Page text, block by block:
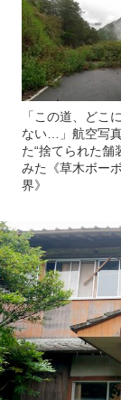
「この道、どこ
ない…」航空写
た“捨てられた舗
みた《草木ボー
界》